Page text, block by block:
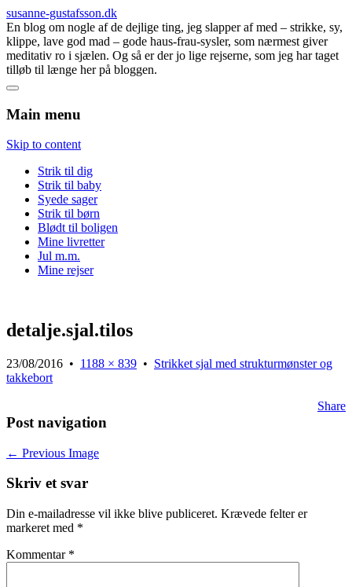
susanne-gustafsson.dk
En blog om nogle af de dejlige ting, jeg slapper af med – strikke, sy,
klippe, lave god mad – gode haus-frau-sysler, som nærmest giver
meditativ ro i sjælen. Og så er der jo lige rejserne, som jeg har taget
tilløb til længe her på bloggen.
Main menu
Skip to content
Strik til dig
Strik til baby
Syede sager
Strik til børn
Blødt til boligen
Mine livretter
Jul m.m.
Mine rejser
detalje.sjal.tilos
23/08/2016 • 1188 × 839 • Strikket sjal med strukturmønster og
takkebort
Share
Post navigation
← Previous Image
Skriv et svar
Din e-mailadresse vil ikke blive publiceret. Krævede felter er
markeret med *
Kommentar *